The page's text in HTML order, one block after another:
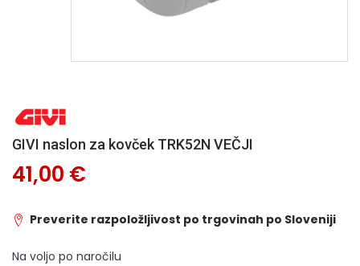
GIVI naslon za kovček TRK52N VEČJI
41,00 €
Preverite razpoložljivost po trgovinah po Sloveniji
Na voljo po naročilu